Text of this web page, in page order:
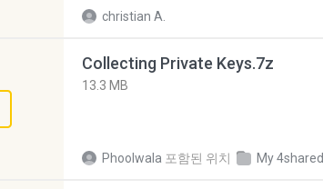
christian A.
Collecting Private Keys.7z
13.3 MB
Phoolwala 포함된 위치 My 4shared